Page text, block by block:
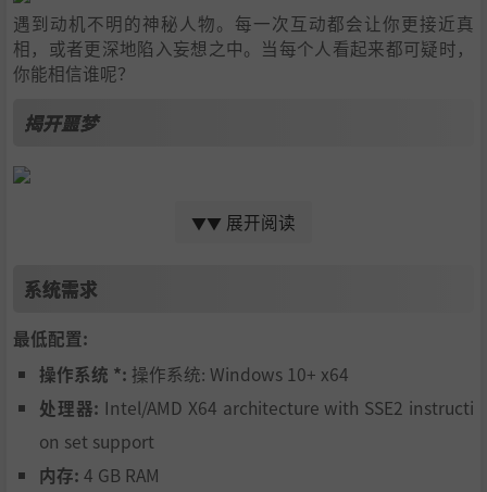
遇到动机不明的神秘人物。每一次互动都会让你更接近真
相，或者更深地陷入妄想之中。当每个人看起来都可疑时，
你能相信谁呢？
揭开噩梦
发现都会揭开一层黑暗之谜，挑战你自以为了解的一切。
游戏特色:
这款游戏主要属于 “步行模拟器 ”类型，并加入了解谜元
素。
[*]心理恐怖： 游戏会让你发疯。
[*]身临其境的体验： 大气、逼真的图形强化了恐怖体验。
[*]多种结局： 根据您的选择，游戏有多个结局。
[*]故事内容丰富，灵感来自《门锁 2018》等电影。
▼▼ 展开阅读
系统需求
最低配置:
操作系统 *: 操作系统: Windows 10+ x64
处理器: Intel/AMD X64 architecture with SSE2 instructi
on set support
内存: 4 GB RAM